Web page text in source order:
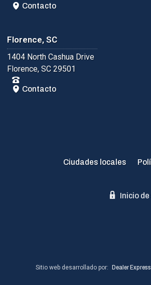
Contacto
Florence, SC
1404 North Cashua Drive
Florence, SC 29501
Contacto
Ciudades locales
Inicio
Sitio web desarrollado por: Dealer Express